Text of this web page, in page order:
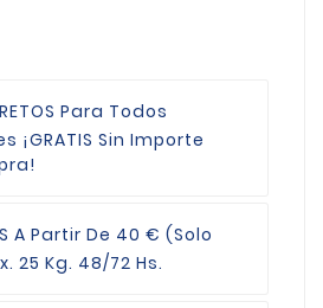
Para Todos
¡GRATIS Sin Importe
A Partir De 40 € (Solo
25 Kg. 48/72 Hs.